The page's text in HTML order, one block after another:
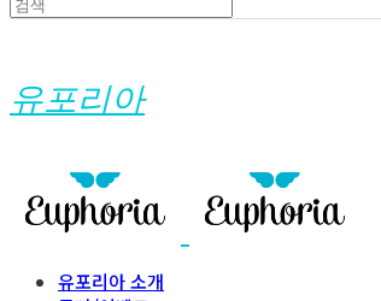
유포리아
유포리아 소개